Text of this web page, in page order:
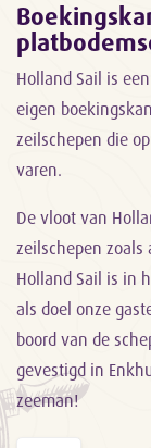
Holland Sail is
eigen
zeilschepen die
varen.
De vloot van
zeilschepen
Holland Sail is in
als doel onze
boord van de
gevestigd in
zeeman!